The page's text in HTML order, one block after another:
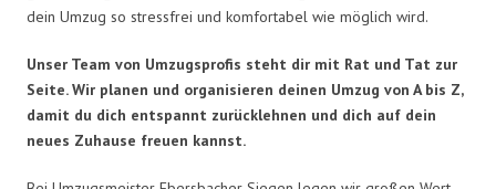
dein Umzug so stressfrei und komfortabel wie möglich wird.
Unser Team von Umzugsprofis steht dir mit Rat und Tat zur
Seite. Wir planen und organisieren deinen Umzug von A bis Z,
damit du dich entspannt zurücklehnen und dich auf dein
neues Zuhause freuen kannst.